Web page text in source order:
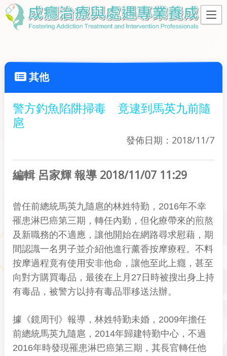
其他
警方釣魚陷阱掃毒 竟逮到馬英九前隨
扈
發佈日期：2018/11/7
編輯 呂家輝 報導 2018/11/07 11:29
曾任前總統馬英九隨扈的林姓特勤，2016年不幸
罹患淋巴癌第三期，轉任內勤，但化療帶來的煎熬
及新職務的不適應，讓他開始在網路尋求慰藉，期
間認識一名男子並介紹他進行薰香按摩療程。不料
按摩過程竟有使用安非他命，讓他至此上癮，甚至
向對方購買毒品，最後在上月27日時被搜出身上持
有毒品，被警方以持有毒品罪移送法辦。
據《鏡周刊》報導，林姓特勤未婚，2009年擔任
前總統馬英九隨扈，2014年歸建特勤中心，不過
2016年時發現罹患淋巴癌第三期，其長官轉任他